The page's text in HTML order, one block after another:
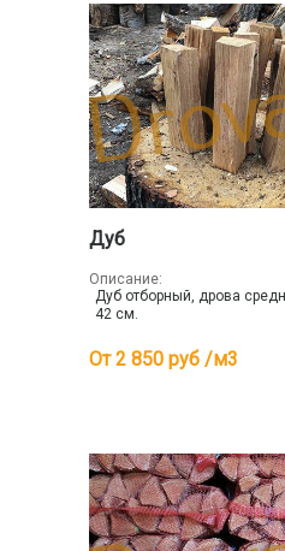
Дуб
Описание:
Дуб отборный, дрова
42 см.
От 2 850 руб /м3